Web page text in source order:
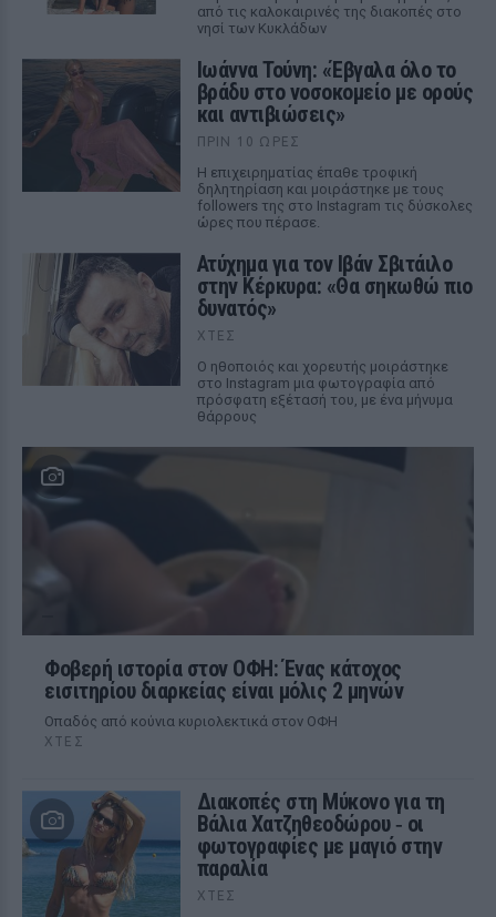
από τις καλοκαιρινές της διακοπές στο
νησί των Κυκλάδων
Ιωάννα Τούνη: «Έβγαλα όλο το
βράδυ στο νοσοκομείο με ορούς
και αντιβιώσεις»
ΠΡΙΝ 10 ΏΡΕΣ
Η επιχειρηματίας έπαθε τροφική
δηλητηρίαση και μοιράστηκε με τους
followers της στο Instagram τις δύσκολες
ώρες που πέρασε.
Ατύχημα για τον Ιβάν Σβιτάιλο
στην Κέρκυρα: «Θα σηκωθώ πιο
δυνατός»
ΧΤΕΣ
Ο ηθοποιός και χορευτής μοιράστηκε
στο Instagram μια φωτογραφία από
πρόσφατη εξέτασή του, με ένα μήνυμα
θάρρους
Φοβερή ιστορία στον ΟΦΗ: Ένας κάτοχος
εισιτηρίου διαρκείας είναι μόλις 2 μηνών
Οπαδός από κούνια κυριολεκτικά στον ΟΦΗ
ΧΤΕΣ
Διακοπές στη Μύκονο για τη
Βάλια Χατζηθεοδώρου ‑ οι
φωτογραφίες με μαγιό στην
παραλία
ΧΤΕΣ